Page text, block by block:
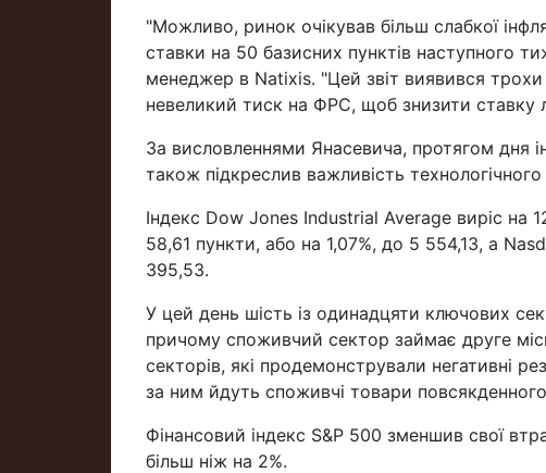
"Можливо, ринок очікував більш слабкої
ставки на 50 базисних пунктів наступного
менеджер в Natixis. "Цей звіт виявився трохи
невеликий тиск на ФРС, щоб знизити ставку
За висловленнями Янасевича, протягом дня
також підкреслив важливість
Індекс Dow Jones Industrial Average виріс на
58,61 пункти, або на 1,07%, до 5 554,13, а
395,53.
У цей день шість із одинадцяти ключових
причому споживчий сектор займає друге
секторів, які продемонстрували негативні
за ним йдуть споживчі товари
Фінансовий індекс S&P 500 зменшив свої
більш ніж на 2%.